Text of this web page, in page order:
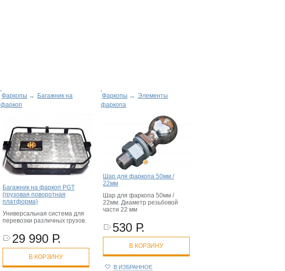
Фаркопы → Багажник на
фаркоп
Багажник на фаркоп PGT
(грузовая поворотная
платформа)
Универсальная система для
перевозки различных грузов.
29 990 Р.
В КОРЗИНУ
Фаркопы → Элементы
фаркопа
Шар для фаркопа 50мм /
22мм
Шар для фаркопа 50мм /
22мм. Диаметр резьбовой
части 22 мм
530 Р.
В КОРЗИНУ
В ИЗБРАННОЕ